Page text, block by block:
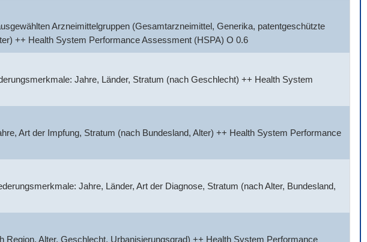
Arzneimittelgruppen (Gesamtarzneimittel, Generika, patentgeschützte
++ Health System Performance Assessment (HSPA) O 0.6
Jahre, Länder, Stratum (nach Geschlecht) ++ Health System
Art der Impfung, Stratum (nach Bundesland, Alter) ++ Health System Performance
Jahre, Länder, Art der Diagnose, Stratum (nach Alter, Bundesland,
Alter, Geschlecht, Urbanisierungsgrad) ++ Health System Performance